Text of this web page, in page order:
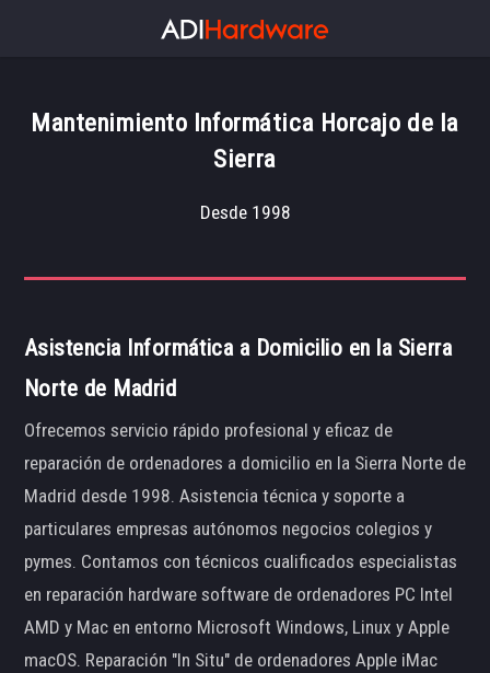
Mantenimiento Informática Horcajo de la
Sierra
Desde 1998
Asistencia Informática a Domicilio en la Sierra
Norte de Madrid
Ofrecemos servicio rápido profesional y eficaz de
reparación de ordenadores a domicilio en la Sierra Norte de
Madrid desde 1998. Asistencia técnica y soporte a
particulares empresas autónomos negocios colegios y
pymes. Contamos con técnicos cualificados especialistas
en reparación hardware software de ordenadores PC Intel
AMD y Mac en entorno Microsoft Windows, Linux y Apple
macOS. Reparación "In Situ" de ordenadores Apple iMac